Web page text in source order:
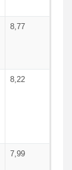
8,77
8,22
7,99